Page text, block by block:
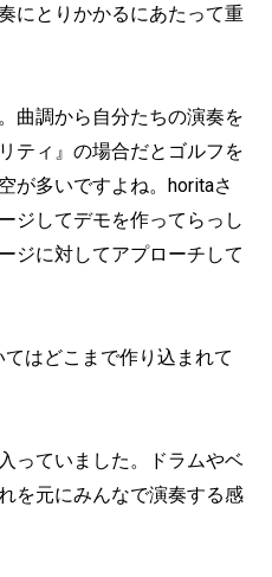
にとりかかるにあたって重
曲調から自分たちの演奏を
ティ』の場合だとゴルフを
が多いですよね。horitaさ
ジしてデモを作ってらっし
ジに対してアプローチして
はどこまで作り込まれて
っていました。ドラムやベ
を元にみんなで演奏する感